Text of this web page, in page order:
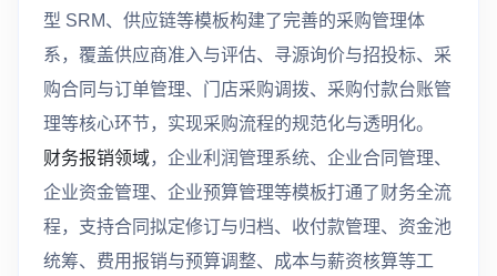
型 SRM、供应链等模板构建了完善的采购管理体
系，覆盖供应商准入与评估、寻源询价与招投标、采
购合同与订单管理、门店采购调拨、采购付款台账管
理等核心环节，实现采购流程的规范化与透明化。
财务报销领域，企业利润管理系统、企业合同管理、
企业资金管理、企业预算管理等模板打通了财务全流
程，支持合同拟定修订与归档、收付款管理、资金池
统筹、费用报销与预算调整、成本与薪资核算等工